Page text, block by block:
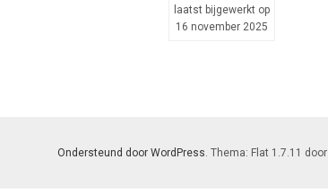
laatst bijgewerkt op
16 november 2025
Ondersteund door WordPress . Thema: Flat 1.7.11 door